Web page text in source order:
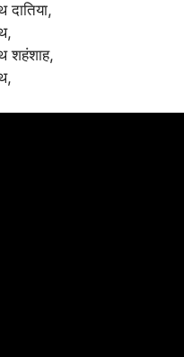
शहंशाह,